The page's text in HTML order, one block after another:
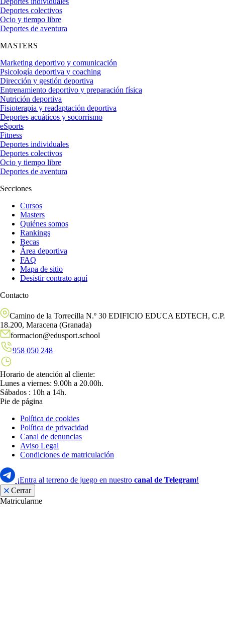
Deportes colectivos
Ocio y tiempo libre
Deportes de aventura
MASTERS
Marketing deportivo y comunicación
Psicología deportiva y coaching
Dirección y gestión deportiva
Entrenamiento deportivo y preparación física
Nutrición deportiva
Fisioterapia y readaptación deportiva
Deportes acuáticos y socorrismo
eSports
Fitness
Deportes individuales
Deportes colectivos
Ocio y tiempo libre
Deportes de aventura
Secciones
Cursos
Masters
Quiénes somos
Rankings
Becas
Área deportiva
FAQ
Mapa de sitio
Desistir contrato aquí
Contacto
Camino de la Torrecilla N.º 30 EDIFICIO EDUCA EDTECH, C.P.
18.200, Maracena (Granada)
formacion@edusport.school
958 050 248
Horario de atención al cliente:
Lunes a viernes: 9.00h a 20.00h.
Sábados : 10h a 14h.
Pie de página
Política de cookies
Política de privacidad
Canal de denuncias
Aviso Legal
Condiciones de matriculación
¡Entra al terreno de juego en nuestro canal de Telegram!
Cerrar
Matricularme